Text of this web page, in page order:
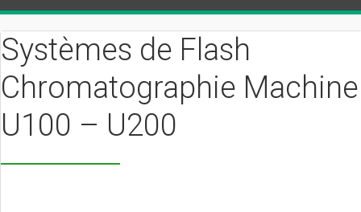
Systèmes de Flash
Chromatographie Machine
U100 – U200